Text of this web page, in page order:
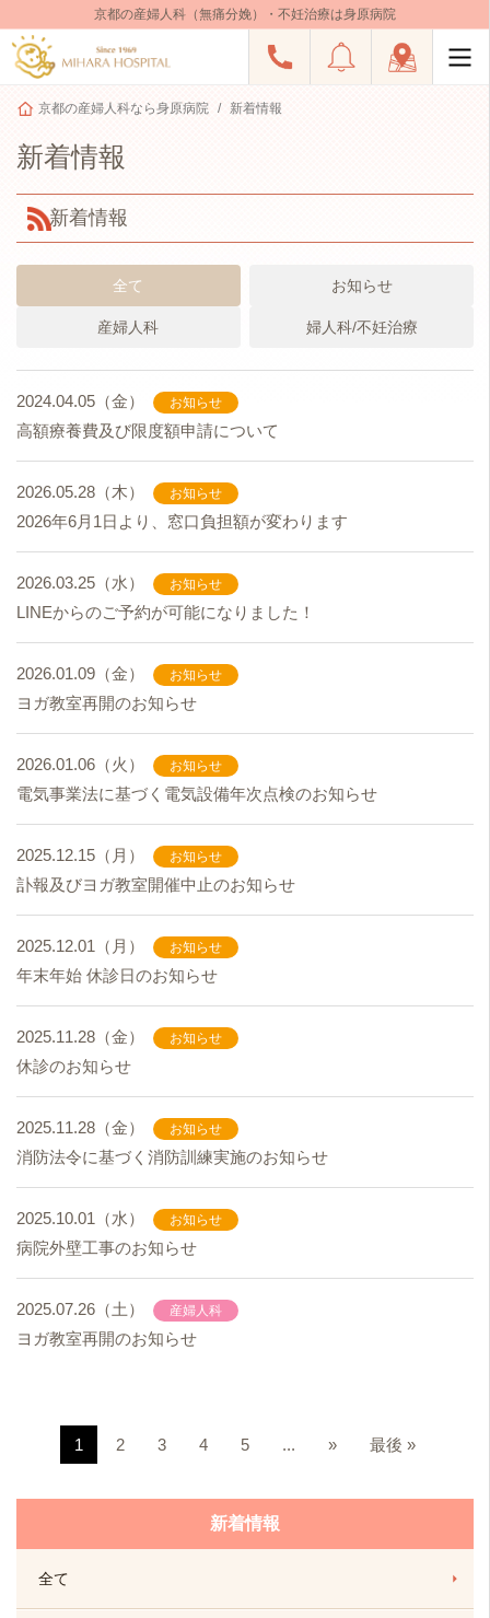
京都の産婦人科（無痛分娩）・不妊治療は身原病院
京都の産婦人科なら身原病院 新着情報
新着情報
新着情報
全て お知らせ
産婦人科 婦人科/不妊治療
2024.04.05（金） お知らせ
高額療養費及び限度額申請について
2026.05.28（木） お知らせ
2026年6月1日より、窓口負担額が変わります
2026.03.25（水） お知らせ
LINEからのご予約が可能になりました！
2026.01.09（金） お知らせ
ヨガ教室再開のお知らせ
2026.01.06（火） お知らせ
電気事業法に基づく電気設備年次点検のお知らせ
2025.12.15（月） お知らせ
訃報及びヨガ教室開催中止のお知らせ
2025.12.01（月） お知らせ
年末年始 休診日のお知らせ
2025.11.28（金） お知らせ
休診のお知らせ
2025.11.28（金） お知らせ
消防法令に基づく消防訓練実施のお知らせ
2025.10.01（水） お知らせ
病院外壁工事のお知らせ
2025.07.26（土） 産婦人科
ヨガ教室再開のお知らせ
1 2 3 4 5 ... » 最後 »
新着情報
全て